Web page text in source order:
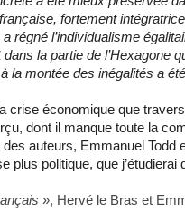
fortement
régné l’individualisme
la partie de l’Hexagone
la montée des inégalités a
crise économique que
dont il manque toute la
auteurs, Emmanuel Todd
plus politique, que j’étudierai
», Hervé le Bras et